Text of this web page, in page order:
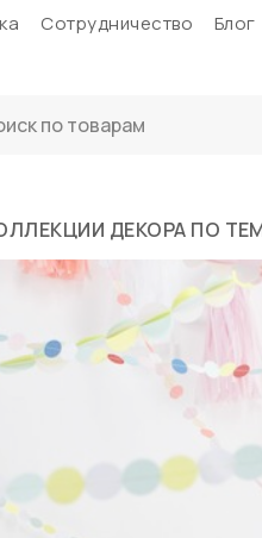
Сотрудничество Блог
ДЕКОРА ПО